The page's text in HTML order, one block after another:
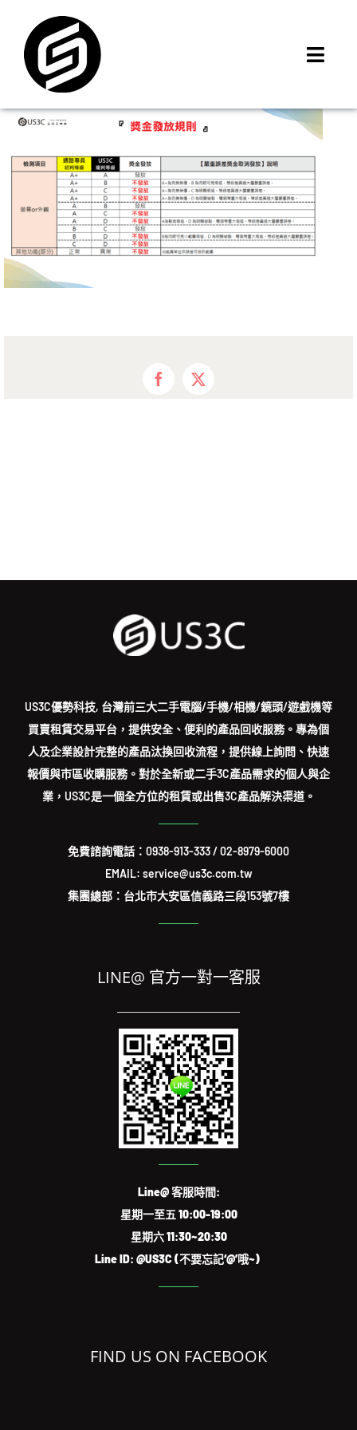
content
iMCheck APP
iPhone 回收價
線上商城
3C租賃
MSI 舊換新
Facebook
X
US3C優勢科技, 台灣前三大二手電腦/手機/相機/鏡頭/遊戲機等
買賣租賃交易平台，提供安全、便利的產品回收服務。專為個
人及企業設計完整的產品汰換回收流程，提供線上詢問、快速
報價與市區收購服務。對於全新或二手3C產品需求的個人與企
業，US3C是一個全方位的租賃或出售3C產品解決渠道。
免費諮詢電話： 0938-913-333/02-8979-6000
EMAIL: service@us3c.com.tw
集團總部：台北市大安區信義路三段153號7樓
LINE@ 官方一對一客服
Line@ 客服時間:
星期一至五 10:00-19:00
星期六 11:30~20:30
Line ID: @US3C (不要忘記‘@’哦~)
FIND US ON FACEBOOK